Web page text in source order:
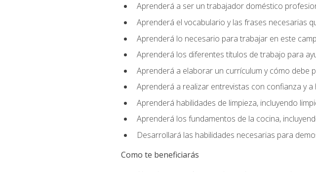
Aprenderá a ser un trabajador doméstico
Aprenderá el vocabulario y las frases necesarias
Aprenderá lo necesario para trabajar en este
Aprenderá los diferentes títulos de trabajo para
Aprenderá a elaborar un currículum y cómo debe
Aprenderá a realizar entrevistas con confianza y
Aprenderá habilidades de limpieza, incluyendo
Aprenderá los fundamentos de la cocina,
Desarrollará las habilidades necesarias para
Como te beneficiarás